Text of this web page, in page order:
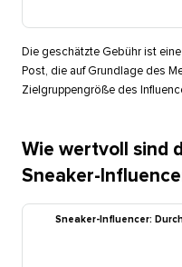
Die geschätzte Gebühr ist
Post, die auf Grundlage des
Zielgruppengröße des
Wie wertvoll sind
Sneaker-
Sneaker-Influencer: